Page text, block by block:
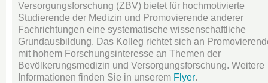
Versorgungsforschung (ZBV) bietet für hochmotivierte
Studierende der Medizin und Promovierende anderer
Fachrichtungen eine systematische wissenschaftliche
Grundausbildung. Das Kolleg richtet sich an
mit hohem Forschungsinteresse an Themen der
Bevölkerungsmedizin und Versorgungsforschung. Weitere
Informationen finden Sie in unserem Flyer.